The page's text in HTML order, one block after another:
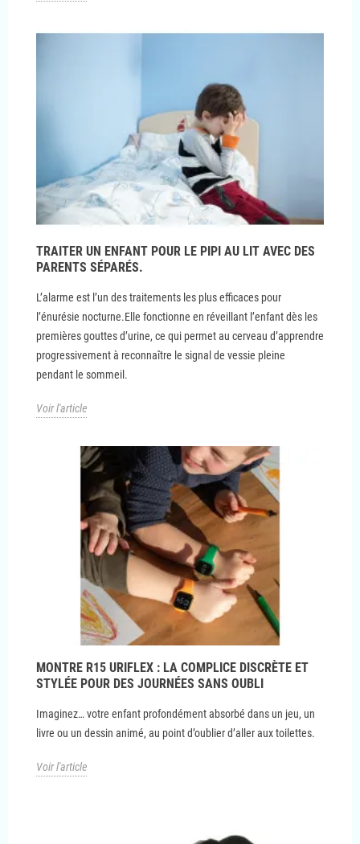
TRAITER UN ENFANT POUR LE PIPI AU LIT AVEC DES
PARENTS SÉPARÉS.
L’alarme est l’un des traitements les plus efficaces pour
l’énurésie nocturne.Elle fonctionne en réveillant l’enfant dès les
premières gouttes d’urine, ce qui permet au cerveau d’apprendre
progressivement à reconnaître le signal de vessie pleine
pendant le sommeil.
Voir l'article
MONTRE R15 URIFLEX : LA COMPLICE DISCRÈTE ET
STYLÉE POUR DES JOURNÉES SANS OUBLI
Imaginez… votre enfant profondément absorbé dans un jeu, un
livre ou un dessin animé, au point d’oublier d’aller aux toilettes.
Voir l'article